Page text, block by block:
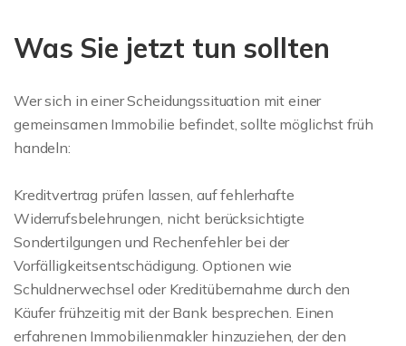
Was Sie jetzt tun sollten
Wer sich in einer Scheidungssituation mit einer
gemeinsamen Immobilie befindet, sollte möglichst früh
handeln:
Kreditvertrag prüfen lassen, auf fehlerhafte
Widerrufsbelehrungen, nicht berücksichtigte
Sondertilgungen und Rechenfehler bei der
Vorfälligkeitsentschädigung. Optionen wie
Schuldnerwechsel oder Kreditübernahme durch den
Käufer frühzeitig mit der Bank besprechen. Einen
erfahrenen Immobilienmakler hinzuziehen, der den